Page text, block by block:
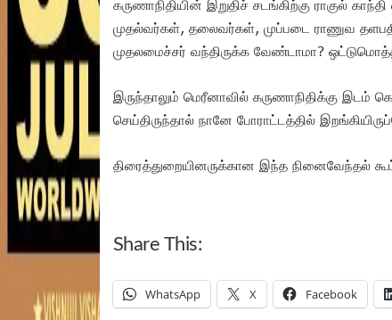
கருணாநிதியின் இறுதிச் சடங்கிற்கு ராகுல்
முதல்வர்கள், தலைவர்கள், முப்படை ராணுவ
முதலமைச்சர் வந்திருக்க வேண்டாமா?
இருந்தாலும் மெரீனாவில் கருணாநிதிக்கு இடம்
செய்திருந்தால் நானே போராட்டத்தில்
திரைத்துறையினருக்கான இந்த நினைவேந்தல்
Share This:
WhatsApp X Facebook